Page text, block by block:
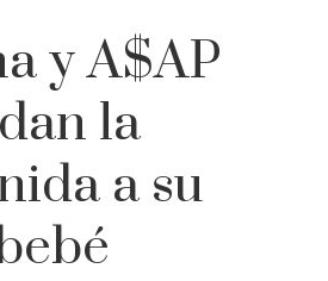
y A$AP
la
a su